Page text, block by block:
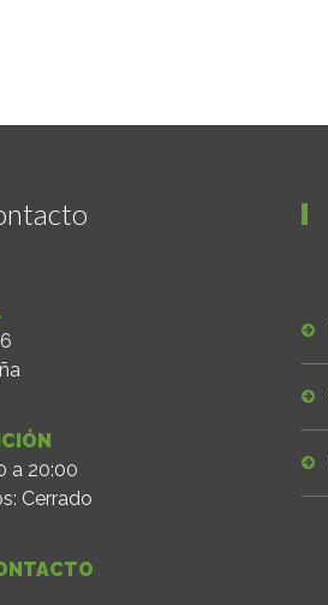
a 20:00
Cerrado